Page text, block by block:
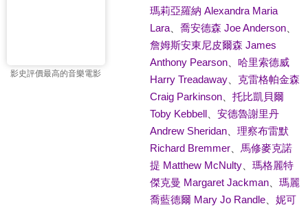
影史評價最高的音樂電影
瑪莉亞羅納 Alexandra Maria
Lara、 喬安德森 Joe Anderson、
詹姆斯安東尼皮爾森 James
Anthony Pearson、 哈里索德威
Harry Treadaway、 克雷格帕金森
Craig Parkinson、 托比凱貝爾
Toby Kebbell、 安德魯謝里丹
Andrew Sheridan、 理察布雷默
Richard Bremmer、 馬修麥克諾
提 Matthew McNulty、 瑪格麗特
傑克曼 Margaret Jackman、 瑪麗
喬藍德爾 Mary Jo Randle、 妮可